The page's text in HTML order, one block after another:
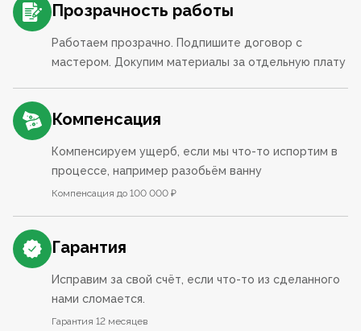
Прозрачность работы
Работаем прозрачно. Подпишите договор с
мастером. Докупим материалы за отдельную плату
Компенсация
Компенсируем ущерб, если мы что-то испортим в
процессе, например разобьём ванну
Компенсация до 100 000 ₽
Гарантия
Исправим за свой счёт, если что-то из сделанного
нами сломается.
Гарантия 12 месяцев